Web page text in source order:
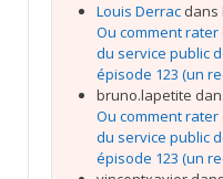
Louis Derrac dans
Ou comment
du service public
épisode 123 (un
bruno.lapetite
Ou comment
du service public
épisode 123 (un